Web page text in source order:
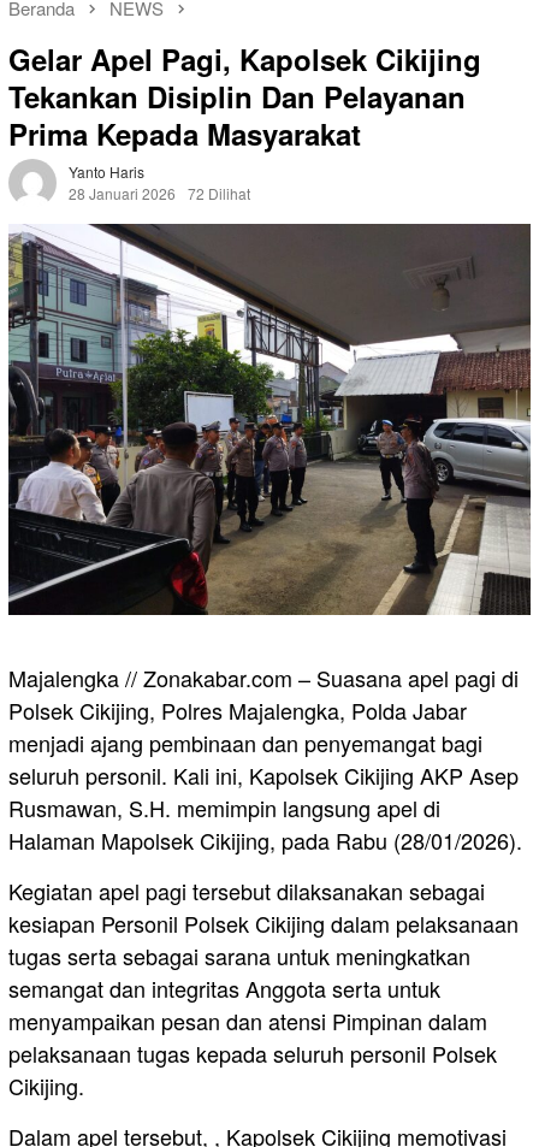
Beranda NEWS
Gelar Apel Pagi, Kapolsek Cikijing
Tekankan Disiplin Dan Pelayanan
Prima Kepada Masyarakat
Yanto Haris
28 Januari 2026
72 Dilihat
Majalengka // Zonakabar.com – Suasana apel pagi di
Polsek Cikijing, Polres Majalengka, Polda Jabar
menjadi ajang pembinaan dan penyemangat bagi
seluruh personil. Kali ini, Kapolsek Cikijing AKP Asep
Rusmawan, S.H. memimpin langsung apel di
Halaman Mapolsek Cikijing, pada Rabu (28/01/2026).
Kegiatan apel pagi tersebut dilaksanakan sebagai
kesiapan Personil Polsek Cikijing dalam pelaksanaan
tugas serta sebagai sarana untuk meningkatkan
semangat dan integritas Anggota serta untuk
menyampaikan pesan dan atensi Pimpinan dalam
pelaksanaan tugas kepada seluruh personil Polsek
Cikijing.
Dalam apel tersebut, , Kapolsek Cikijing memotivasi